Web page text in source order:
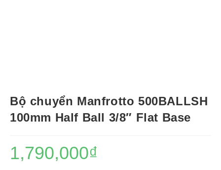
Bộ chuyển Manfrotto 500BALLSH
100mm Half Ball 3/8″ Flat Base
1,790,000₫